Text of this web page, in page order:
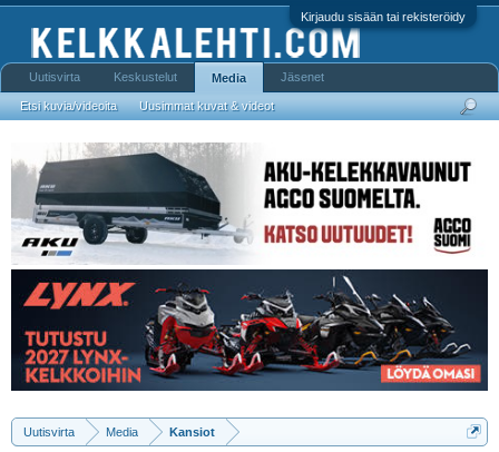
Kirjaudu sisään tai rekisteröidy
Uutisvirta Media Kansiot
Uutisvirta Keskustelut Media
Etsi kuvia/videoita Uusimmat kuvat & videot
Jäsenet